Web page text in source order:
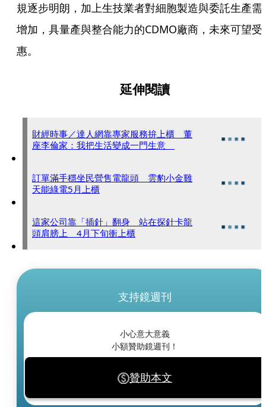
規逐步明朗，加上生技業者對細胞製造與委託生產需
增加，具量產與整合能力的CDMO廠商，未來可望受
惠。
延伸閱讀
財經時事／達人網靠專家服務拚上櫃 董
座李倫家：我把生活變成一門生意
訂單滿手穩坐民營售電龍頭 雲豹小金雞
天能綠電5月上櫃
這家公司靠「插針」翻身 站在探針卡龍
頭肩膀上 4月下旬衝上櫃
支持鏡週刊
小心意大意義
小額贊助鏡週刊！
贊助本文